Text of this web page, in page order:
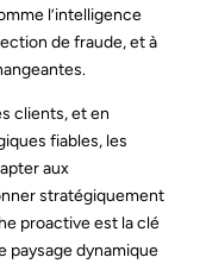
l’intelligence
de fraude, et à
clients, et en
fiables, les
aux
stratégiquement
proactive est la clé
paysage dynamique